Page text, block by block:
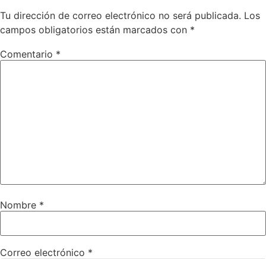
Tu dirección de correo electrónico no será publicada. Los
campos obligatorios están marcados con *
Comentario *
Nombre *
Correo electrónico *